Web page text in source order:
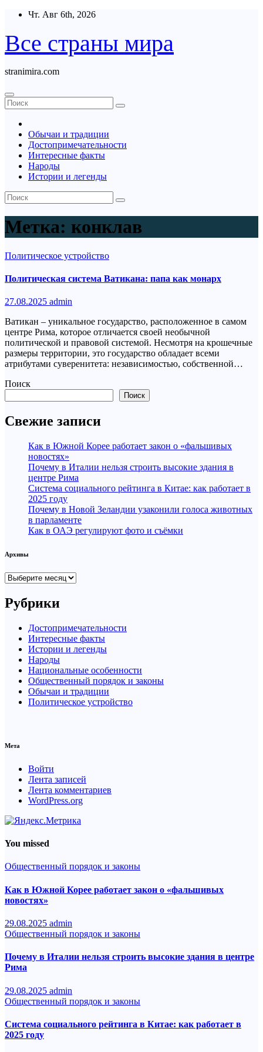
Перейти
содержимому
Чт. Авг 6th, 2026
Все страны мира
stranimira.com
Обычаи и традиции
Достопримечательности
Интересные факты
Народы
Истории и легенды
Метка: конклав
Политическое устройство
Политическая система Ватикана: папа как монарх
27.08.2025 admin
Ватикан – уникальное государство, расположенное в самом
центре Рима, которое отличается своей необычной
политической и правовой системой. Несмотря на крошечные
размеры территории, это государство обладает всеми
атрибутами суверенитета: независимостью, собственной…
Поиск
Поиск
Свежие записи
Как в Южной Корее работает закон о «фальшивых
новостях»
Почему в Италии нельзя строить высокие здания в
центре Рима
Система социального рейтинга в Китае: как работает в
2025 году
Почему в Новой Зеландии узаконили голоса животных
в парламенте
Как в ОАЭ регулируют фото и съёмки
Архивы
Архивы
Рубрики
Достопримечательности
Интересные факты
Истории и легенды
Народы
Национальные особенности
Общественный порядок и законы
Обычаи и традиции
Политическое устройство
Мета
Войти
Лента записей
Лента комментариев
WordPress.org
You missed
Общественный порядок и законы
Как в Южной Корее работает закон о «фальшивых
новостях»
29.08.2025 admin
Общественный порядок и законы
Почему в Италии нельзя строить высокие здания в центре
Рима
29.08.2025 admin
Общественный порядок и законы
Система социального рейтинга в Китае: как работает в
2025 году